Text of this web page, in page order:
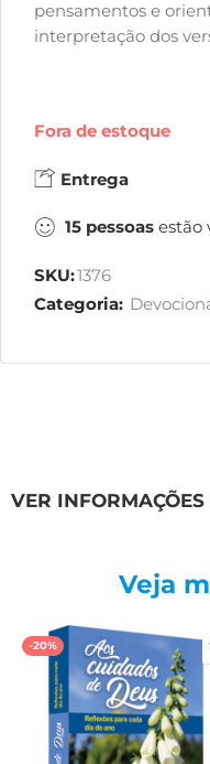
pensamentos e
interpretação dos
Fora de estoque
Entrega
15 pessoas estão
SKU:1376
Categoria:
VER
Veja
-20%